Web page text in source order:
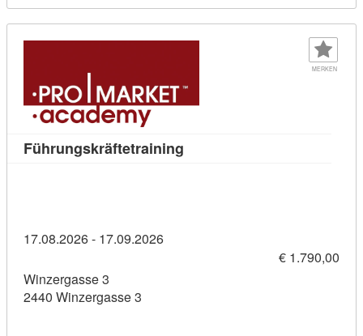
MERKEN
Führungskräftetraining
17.08.2026 - 17.09.2026
€ 1.790,00
Winzergasse 3
2440 Winzergasse 3